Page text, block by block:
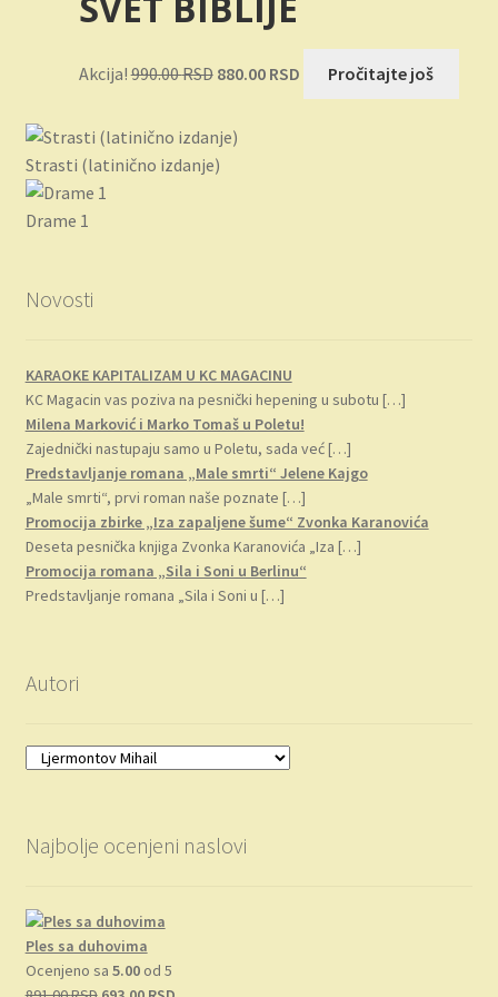
bila:
792.00 RSD.
Akcija!990.00RSD
bila:
990.00 RSD.
880.00 RSD Pročitajte još
Strasti (latinično izdanje)
Drame 1
Novosti
KARAOKE KAPITALIZAM U KC MAGACINU
KC Magacin vas poziva na pesnički hepening u subotu […]
Milena Marković i Marko Tomaš u Poletu!
Zajednički nastupaju samo u Poletu, sada već[…]
Predstavljanje romana „Male smrti“ Jelene Kajgo
„Male smrti“, prvi roman naše poznate […]
Promocija zbirke „Iza zapaljene šume“ Zvonka Karanovića
Deseta pesnička knjiga Zvonka Karanovića „Iza […]
Promocija romana „Sila i Soni u Berlinu“
Predstavljanje romana „Sila i Soni u […]
Autori
Najbolje ocenjeni naslovi
Ples sa duhovima
Ocenjeno sa 5.00od 5